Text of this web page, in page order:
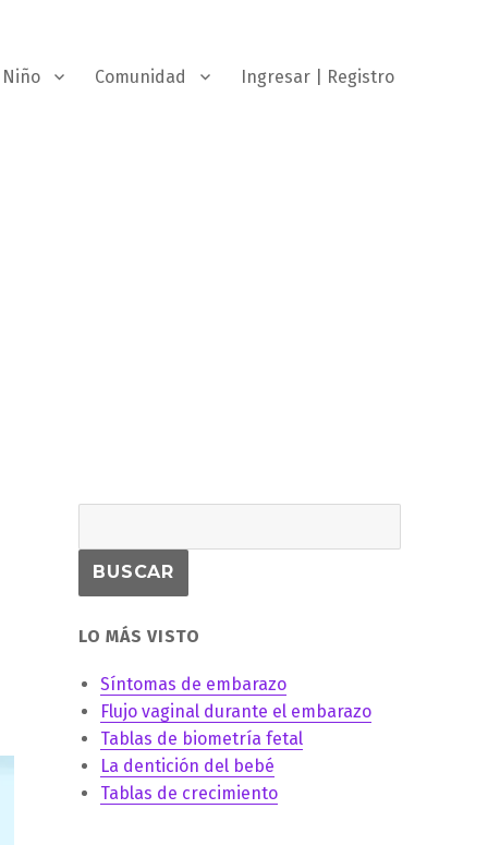
Niño Comunidad Ingresar | Registro
LO MÁS VISTO
Síntomas de embarazo
Flujo vaginal durante el embarazo
Tablas de biometría fetal
La dentición del bebé
Tablas de crecimiento